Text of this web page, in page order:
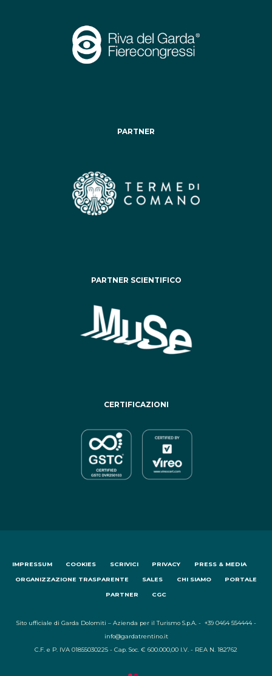
PARTNER
PARTNER SCIENTIFICO
CERTIFICAZIONI
IMPRESSUM COOKIES SCRIVICI PRIVACY PRESS & MEDIA
ORGANIZZAZIONE TRASPARENTE SALES CHI SIAMO PORTALE
PARTNER CGC
Sito ufficiale di Garda Dolomiti – Azienda per il Turismo S.p.A. - +39 0464 554444 -
info@gardatrentino.it
C.F. e P. IVA 01855030225 - Cap. Soc. € 600.000,00 I.V. - REA N. 182762